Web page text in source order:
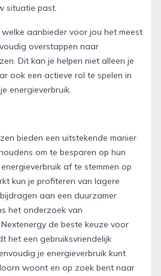
situatie past.
aanbieder voor jou het meest
overstappen naar
Dit kan je helpen niet alleen je
ook een actieve rol te spelen in
energieverbruik.
bieden een uitstekende manier
om te besparen op hun
af te stemmen op
kun je profiteren van lagere
aan een duurzamer
het onderzoek van
de beste keuze voor
het een gebruiksvriendelijk
je energieverbruik kunt
woont en op zoek bent naar